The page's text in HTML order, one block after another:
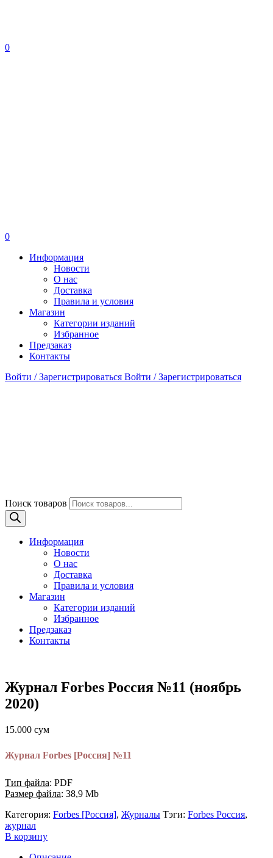
0
0
Информация
Новости
О нас
Доставка
Правила и условия
Магазин
Категории изданий
Избранное
Предзаказ
Контакты
Войти / Зарегистрироваться Войти / Зарегистрироваться
Поиск товаров
Информация
Новости
О нас
Доставка
Правила и условия
Магазин
Категории изданий
Избранное
Предзаказ
Контакты
Журнал Forbes Россия №11 (ноябрь
2020)
15.000 сум
Журнал Forbes [Россия] №11
Тип файла: PDF
Размер файла: 38,9 Mb
Категория: Forbes [Россия], Журналы Тэги: Forbes Россия,
журнал
В корзину